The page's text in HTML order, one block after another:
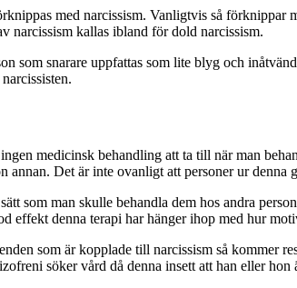
med narcissism. Vanligtvis så
narcissism kallas ibland för dold narcissism.
som snarare uppfattas som lite blyg och
medicinsk behandling att ta till när man
annan. Det är inte ovanligt att personer ur denna
som man skulle behandla dem hos andra
effekt denna terapi har hänger ihop med hur
som är kopplade till narcissism så kommer
söker vård då denna insett att han eller